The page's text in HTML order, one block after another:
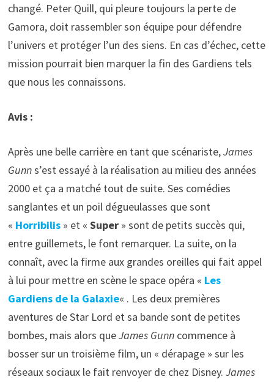
changé. Peter Quill, qui pleure toujours la perte de
Gamora, doit rassembler son équipe pour défendre
l’univers et protéger l’un des siens. En cas d’échec, cette
mission pourrait bien marquer la fin des Gardiens tels
que nous les connaissons.
Avis :
Après une belle carrière en tant que scénariste,James
Gunns’est essayé à la réalisation au milieu des années
2000 et ça a matché tout de suite. Ses comédies
sanglantes et un poil dégueulasses que sont
« Horribilis» et « Super» sont de petits succès qui,
entre guillemets, le font remarquer. La suite, on la
connaît, avec la firme aux grandes oreilles qui fait appel
à lui pour mettre en scène le space opéra « Les
Gardiens de la Galaxie« . Les deux premières
aventures de Star Lord et sa bande sont de petites
bombes, mais alors queJames Gunncommence à
bosser sur un troisième film, un « dérapage » sur les
réseaux sociaux le fait renvoyer de chez Disney. James